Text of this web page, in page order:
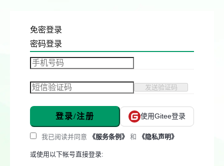
免密登录
密码登录
发送验证码
登录/注册 使用Gitee登录
我已阅读并同意 《服务条例》 和 《隐私声明》
或使用以下帐号直接登录: